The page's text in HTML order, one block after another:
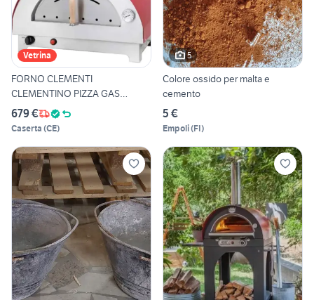
Vetrina
FORNO CLEMENTI
CLEMENTINO PIZZA GAS
LEGNA IBRIDO
679 €
Caserta (CE)
5
Colore ossido per malta e
cemento
5 €
Empoli(FI)